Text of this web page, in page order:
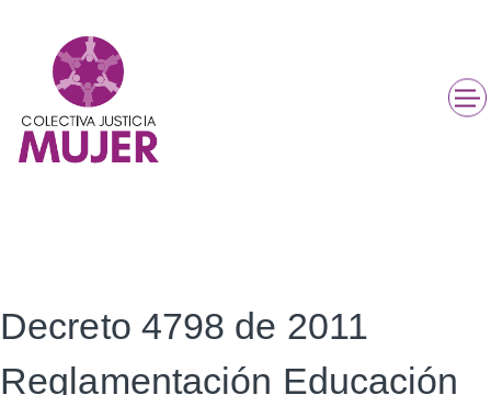
Decreto 4798 de 2011
Reglamentación Educación